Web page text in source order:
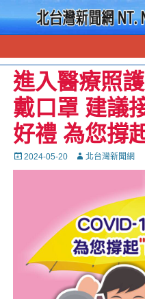
進入醫療照
戴口罩 建議
好禮 為您撐
Posted
on
2024-05-20 Autor北台灣新聞網